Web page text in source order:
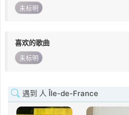
未标明
喜欢的歌曲
未标明
遇到 人 Île-de-France